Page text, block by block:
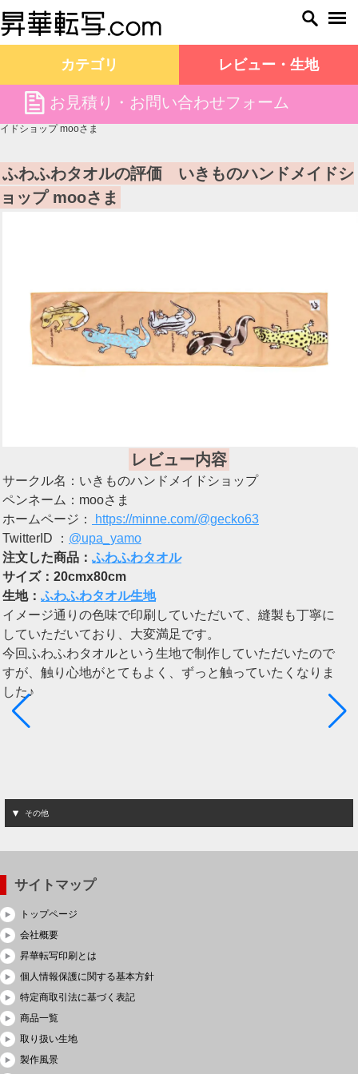
カテゴリ レビュー・生地
file お見積り・お問い合わせフォーム
昇華転写.com TOP お客様の声
ふわふわタオルの評価 いきものハンドメ
イドショップ mooさま
ふわふわタオルの評価 いきものハンドメイドシ
ョップ mooさま
レビュー内容
サークル名：いきものハンドメイドショップ
ペンネーム：mooさま
ホームページ：
https://minne.com/@gecko63
TwitterID ： @upa_yamo
注文した商品： ふわふわタオル
サイズ：20cmx80cm
生地： ふわふわタオル生地
イメージ通りの色味で印刷していただいて、縫製も丁寧に
していただいており、大変満足です。
今回ふわふわタオルという生地で制作していただいたので
すが、触り心地がとてもよく、ずっと触っていたくなりま
した♪
その他
サイトマップ
トップページ
会社概要
昇華転写印刷とは
個人情報保護に関する基本方針
特定商取引法に基づく表記
商品一覧
取り扱い生地
製作風景